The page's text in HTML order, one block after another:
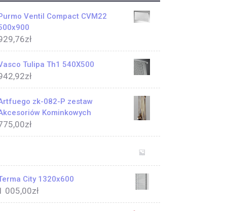
Ventil Compact CVM22
zł
Tulipa Th1 540X500
zł
zk-082-P zestaw
Kominkowych
zł
City 1320x600
005,00zł